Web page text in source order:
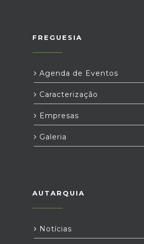
FREGUESIA
Agenda de Eventos
Caracterização
Empresas
Galeria
AUTARQUIA
Notícias